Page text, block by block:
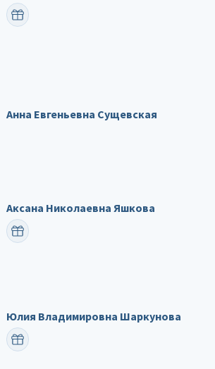
ПОЗДРАВИТЬ
Анна Евгеньевна Сущевская
Аксана Николаевна Яшкова
ПОЗДРАВИТЬ
Юлия Владимировна Шаркунова
ПОЗДРАВИТЬ